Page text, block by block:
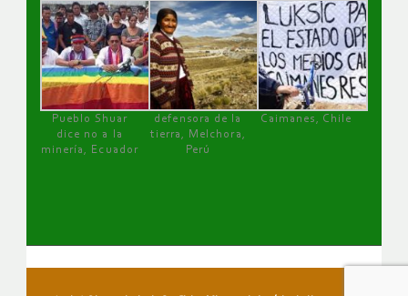
Pueblo Shuar
dice no a la
minería, Ecuador
defensora de la
tierra, Melchora,
Perú
Caimanes, Chile